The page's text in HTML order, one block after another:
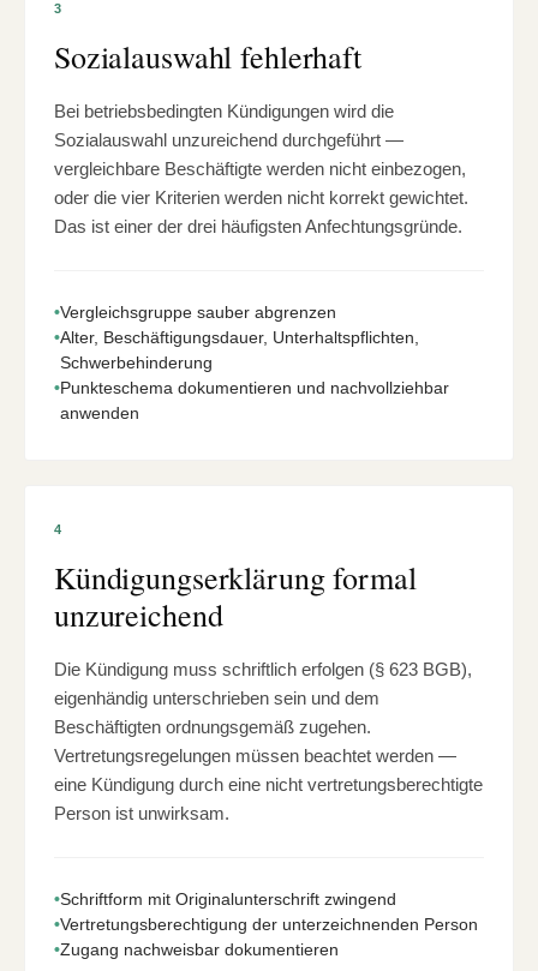
3
Sozialauswahl fehlerhaft
Bei betriebsbedingten Kündigungen wird die
Sozialauswahl unzureichend durchgeführt —
vergleichbare Beschäftigte werden nicht einbezogen,
oder die vier Kriterien werden nicht korrekt gewichtet.
Das ist einer der drei häufigsten Anfechtungsgründe.
•Vergleichsgruppe sauber abgrenzen
•Alter, Beschäftigungsdauer, Unterhaltspflichten,
Schwerbehinderung
•Punkteschema dokumentieren und nachvollziehbar
anwenden
4
Kündigungserklärung formal
unzureichend
Die Kündigung muss schriftlich erfolgen (§ 623 BGB),
eigenhändig unterschrieben sein und dem
Beschäftigten ordnungsgemäß zugehen.
Vertretungsregelungen müssen beachtet werden —
eine Kündigung durch eine nicht vertretungsberechtigte
Person ist unwirksam.
•Schriftform mit Originalunterschrift zwingend
•Vertretungsberechtigung der unterzeichnenden Person
•Zugang nachweisbar dokumentieren